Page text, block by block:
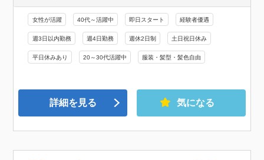
女性が活躍 40代～活躍中 即日スタート 経験者優遇
週3日以内勤務 週4日勤務 週休2日制 土日祝日休み
平日休みあり 20～30代活躍中 服装・髪型・髪色自由
詳細を見る 気になる